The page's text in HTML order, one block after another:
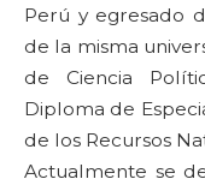
Perú y egresado
de la misma
de Ciencia
Diploma de
de los Recursos
Actualmente se